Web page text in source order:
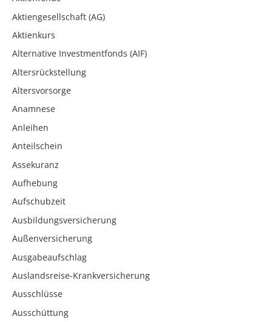
Aktiengesellschaft (AG)
Aktienkurs
Alternative Investmentfonds (AIF)
Altersrückstellung
Altersvorsorge
Anamnese
Anleihen
Anteilschein
Assekuranz
Aufhebung
Aufschubzeit
Ausbildungsversicherung
Außenversicherung
Ausgabeaufschlag
Auslandsreise-Krankversicherung
Ausschlüsse
Ausschüttung